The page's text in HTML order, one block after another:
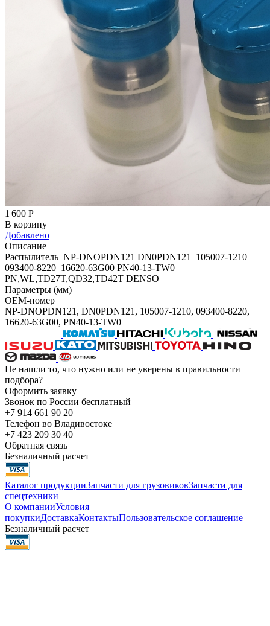
1 600 Р
В корзину
Добавлено
Описание
Распылитель NP-DNOPDN121 DN0PDN121 105007-1210
093400-8220 16620-63G00 PN40-13-TW0
PN,WL,TD27T,QD32,TD42T DENSO
Параметры (мм)
OEM-номер
NP-DNOPDN121, DN0PDN121, 105007-1210, 093400-8220,
16620-63G00, PN40-13-TW0
Не нашли то, что нужно или не уверены в правильности
подбора?
Оформить заявку
Звонок по России бесплатный
+7 914 661 90 20
Телефон во Владивостоке
+7 423 209 30 40
Обратная связь
Безналичный расчет
Каталог продукцииЗапчасти для грузовиковЗапчасти для
спецтехники
О компанииУсловия
покупкиДоставкаКонтактыПользовательское соглашение
Безналичный расчет